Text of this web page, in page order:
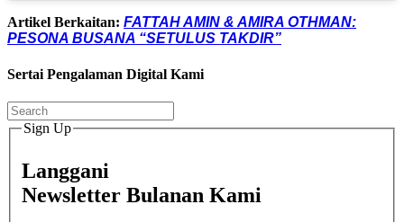
Artikel Berkaitan: FATTAH AMIN & AMIRA OTHMAN:
PESONA BUSANA “SETULUS TAKDIR”
Sertai Pengalaman Digital Kami
Sign Up
Langgani
Newsletter Bulanan Kami